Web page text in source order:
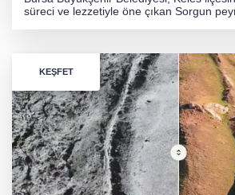
süreci ve lezzetiyle öne çıkan Sorgun
KEŞFET